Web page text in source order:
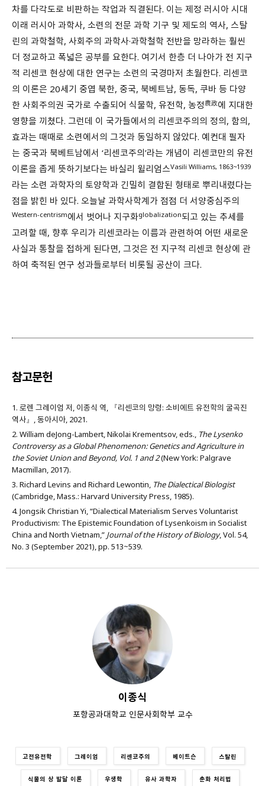
차를 다각도로 비판하는 작업과 직결된다. 이는 제정 러시아 시대
이래 러시아 과학사, 소련의 전문 과학 기구 및 제도의 역사, 스탈
린의 과학철학, 사회주의 과학사·과학철학 전반을 망라하는 훨씬
더 정교하고 폭넓은 공부를 요한다. 여기서 한층 더 나아가 전 지구
적 리센코 현상에 대한 연구는 소련의 국경마저 초월한다. 리센코
의 이론은 20세기 중엽 북한, 중국, 북베트남, 동독, 쿠바 등 다양
한 사회주의권 국가로 수출되어 식물학, 유전학, 농정 農政에 지대한
영향을 끼쳤다. 그런데 이 국가들에서의 리센코주의의 정의, 함의,
효과는 때때로 소련에서의 그것과 동일하지 않았다. 예컨대 필자
는 중국과 북베트남에서 ‘리센코주의’라는 개념이 리센코만의 유전
이론을 좁게 뜻하기보다는 바실리 윌리엄스Vasili Williams, 1863~1939
라는 소련 과학자의 토양학과 긴밀히 결합된 형태로 뿌리내렸다는
점을 밝힌 바 있다. 오늘날 과학사학계가 점점 더 서양중심주의
Western-centrism에서 벗어나 지구화globalization되고 있는 추세를
고려할 때, 향후 우리가 리센코라는 이름과 관련하여 어떤 새로운
사실과 통찰을 접하게 된다면, 그것은 전 지구적 리센코 현상에 관
하여 축적된 연구 성과들로부터 비롯될 공산이 크다.
참고문헌
로렌 그레이엄 저, 이종식 역, 『리센코의 망령: 소비에트 유전학의 굴곡진
역사』, 동아시아, 2021.
William deJong-Lambert, Nikolai Krementsov, eds., The Lysenko
Controversy as a Global Phenomenon: Genetics and Agriculture in
the Soviet Union and Beyond, Vol. 1 and 2(New York: Palgrave
Macmillan, 2017).
Richard Levins and Richard Lewontin, The Dialectical Biologist
(Cambridge, Mass.: Harvard University Press, 1985).
Jongsik Christian Yi, “Dialectical Materialism Serves Voluntarist
Productivism: The Epistemic Foundation of Lysenkoism in Socialist
China and North Vietnam,” Journal of the History of Biology, Vol. 54,
No. 3 (September 2021), pp. 513~539.
이종식
포항공과대학교 인문사회학부 교수
고전유전학 그레이엄 리센코주의 베이트슨 스탈린
식물의 상 발달 이론 우생학 유사 과학자 춘화 처리법